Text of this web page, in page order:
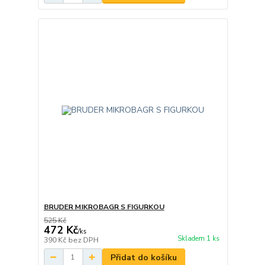
BRUDER MIKROBAGR S FIGURKOU
525 Kč
472 Kč/ks
390 Kč bez DPH Skladem 1 ks
Přidat do košíku